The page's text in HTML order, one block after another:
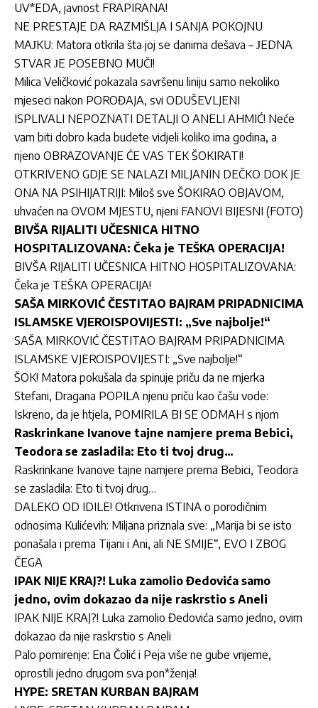
UV*EDA, javnost FRAPIRANA!
NE PRESTAJE DA RAZMIŠLJA I SANJA POKOJNU
MAЈKU: Matora otkrila šta joj se danima dešava – ЈEDNA
STVAR ЈE POSEBNO MUČI!
Milica Veličković pokazala savršenu liniju samo nekoliko
mjeseci nakon POROĐAJA, svi ODUŠEVLJENI
ISPLIVALI NEPOZNATI DETALJI O ANELI AHMIĆ! Neće
vam biti dobro kada budete vidjeli koliko ima godina, a
njeno OBRAZOVANJE ĆE VAS TEK ŠOKIRATI!
OTKRIVENO GDJE SE NALAZI MILJANIN DEČKO DOK JE
ONA NA PSIHIJATRIJI: Miloš sve ŠOKIRAO OBJAVOM,
uhvaćen na OVOM MJESTU, njeni FANOVI BIJESNI (FOTO)
BIVŠA RIJALITI UČESNICA HITNO
HOSPITALIZOVANA: Čeka je TEŠKA OPERACIJA!
BIVŠA RIJALITI UČESNICA HITNO HOSPITALIZOVANA:
Čeka je TEŠKA OPERACIJA!
SAŠA MIRKOVIĆ ČESTITAO BAJRAM PRIPADNICIMA
ISLAMSKE VJEROISPOVIJESTI: „Sve najbolje!“
SAŠA MIRKOVIĆ ČESTITAO BAJRAM PRIPADNICIMA
ISLAMSKE VJEROISPOVIJESTI: „Sve najbolje!“
ŠOK! Matora pokušala da spinuje priču da ne mjerka
Stefani, Dragana POPILA njenu priču kao čašu vode:
Iskreno, da je htjela, POMIRILA BI SE ODMAH s njom
Raskrinkane Ivanove tajne namjere prema Bebici,
Teodora se zasladila: Eto ti tvoj drug…
Raskrinkane Ivanove tajne namjere prema Bebici, Teodora
se zasladila: Eto ti tvoj drug…
DALEKO OD IDILE! Otkrivena ISTINA o porodičnim
odnosima Kulićevih: Miljana priznala sve: „Marija bi se isto
ponašala i prema Tijani i Ani, ali NE SMIJE“, EVO I ZBOG
ČEGA
IPAK NIJE KRAJ?! Luka zamolio Đedovića samo
jedno, ovim dokazao da nije raskrstio s Aneli
IPAK NIJE KRAJ?! Luka zamolio Đedovića samo jedno, ovim
dokazao da nije raskrstio s Aneli
Palo pomirenje: Ena Čolić i Peja više ne gube vrijeme,
oprostili jedno drugom sva pon*ženja!
HYPE: SRETAN KURBAN BAJRAM